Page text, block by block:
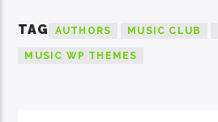
TAG AUTHORS MUSIC CLUB
MUSIC WP THEMES